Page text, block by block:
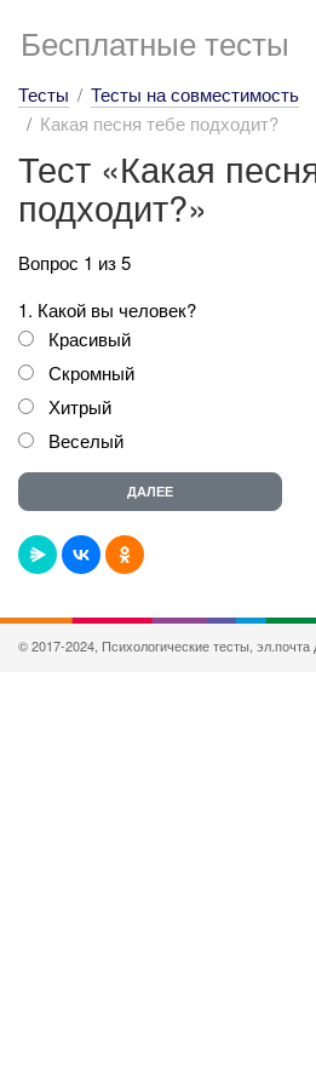
Бесплатные тесты
Тесты
Тесты на совместимость
Какая песня тебе подходит?
Тест «Какая
подходит?»
Вопрос 1 из 5
1. Какой вы человек?
Красивый
Скромный
Хитрый
Веселый
© 2017-2024, Психологические тесты, эл.почта